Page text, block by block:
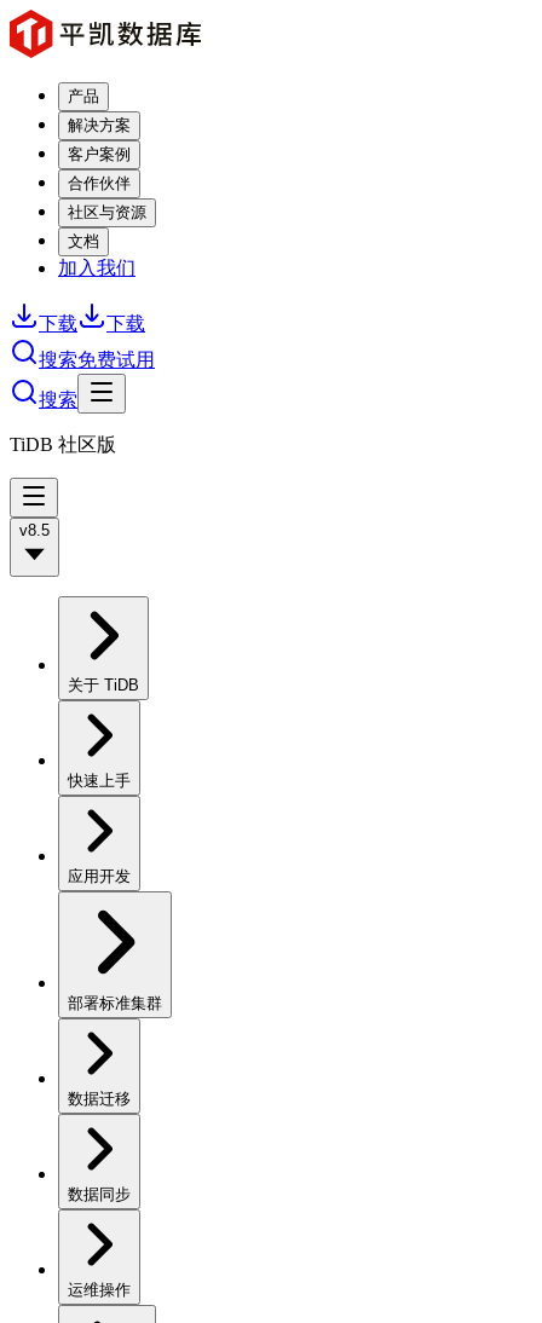
产品
解决方案
客户案例
合作伙伴
社区与资源
文档
加入我们
下载
下载
搜索免费试用
搜索
TiDB 社区版
v8.5
关于 TiDB
快速上手
应用开发
部署标准集群
数据迁移
数据同步
运维操作